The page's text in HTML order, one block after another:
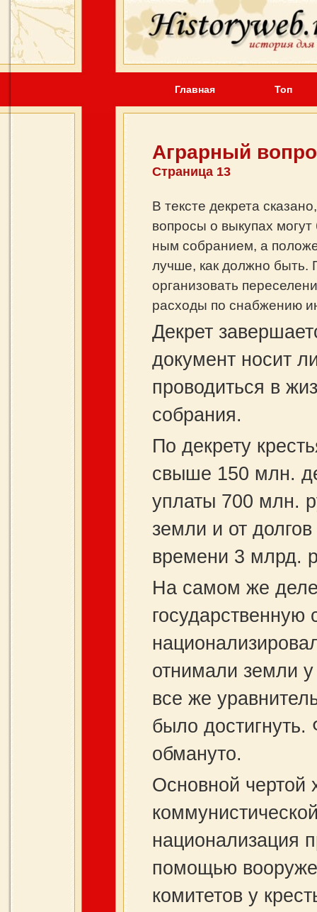
Главная Топ
Аграрный
Страница 13
В тексте декрета
вопросы о выкупах
ным собранием, а
лучше, как должно быть.
организовать
расходы по снаб­жению
Декрет
документ носит
проводиться в
собрания.
По декрету
свыше 150 млн.
уплаты 700 млн.
земли и от
времени 3 млрд.
На самом же
государственную
отнимали земли
все же
было достигнуть.
обмануто.
Основной чертой
национализация
помощью
комитетов у